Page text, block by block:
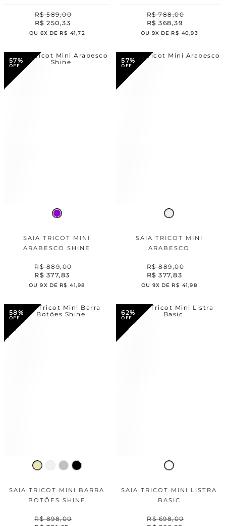
R$ 589,00
R$ 250,33
OU 6X DE R$ 41 ,72
R$ 788,00
R$ 368,39
OU 9X DE R$ 40,93
57%
SAIA TRICOT MINI
ARABESCO SHINE
R$ 889,00
R$ 377,83
OU 9X DE R$ 41,98
57%
SAIA TRICOT MINI
ARABESCO
R$ 889,00
R$ 377,83
OU 9X DE R$ 41 ,98
58%
SAIA TRICOT MINI BARRA
BOTÕES SHINE
R$ 898,00
62%
SAIA TRICOT MINI LISTRA
BASIC
R$ 698,00